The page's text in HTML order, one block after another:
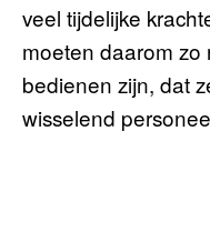
veel tijdelijke
moeten daarom
bedienen zijn, dat
wisselend